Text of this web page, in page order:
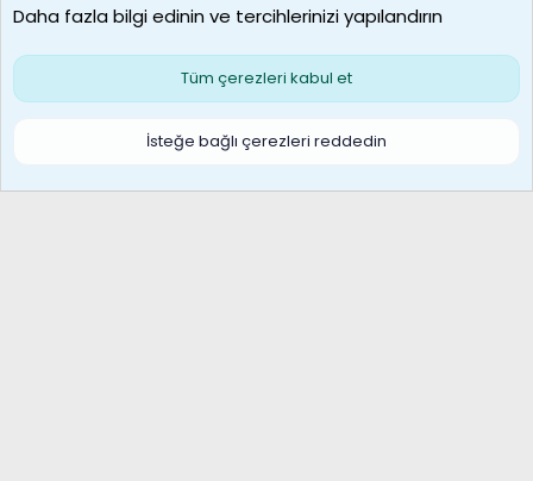
Çerezler
S
Daha fazla bilgi edinin ve tercihlerinizi yapılandırın
Tüm çerezleri kabul et
İsteğe bağlı çerezleri reddedin